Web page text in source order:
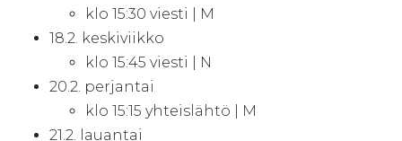
klo 15:30 viesti | M
18.2. keskiviikko
klo 15:45 viesti | N
20.2. perjantai
klo 15:15 yhteislähtö | M
21.2. lauantai